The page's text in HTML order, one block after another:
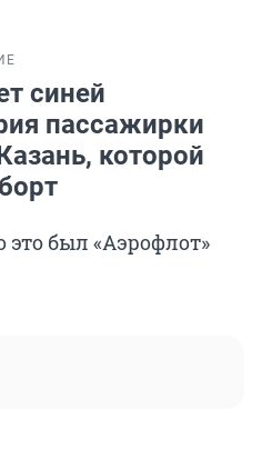
синей
пассажирки
которой
это был «Аэрофлот»